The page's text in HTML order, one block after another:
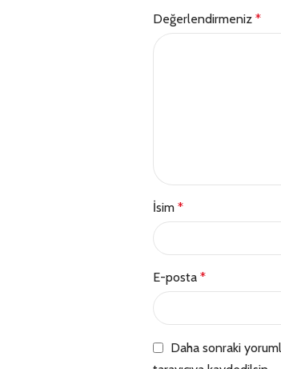
Değerlendirmeniz *
İsim *
E-posta *
Daha sonraki